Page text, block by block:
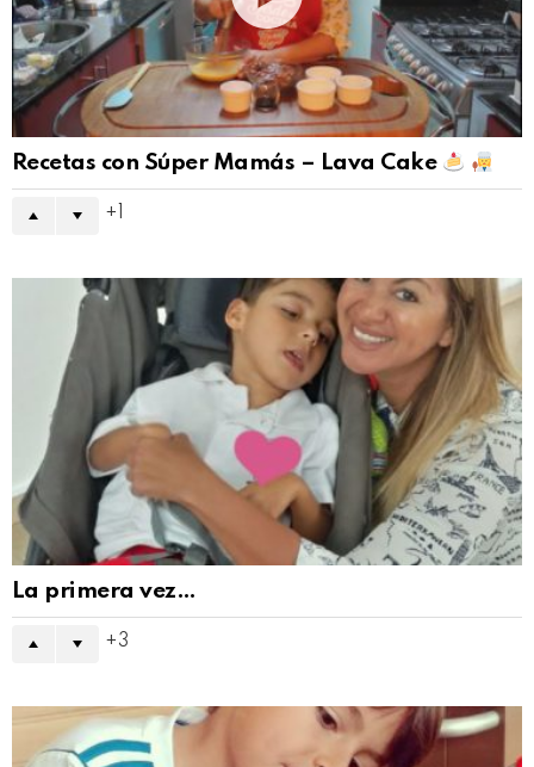
Recetas con Súper Mamás – Lava Cake
La primera vez…
3